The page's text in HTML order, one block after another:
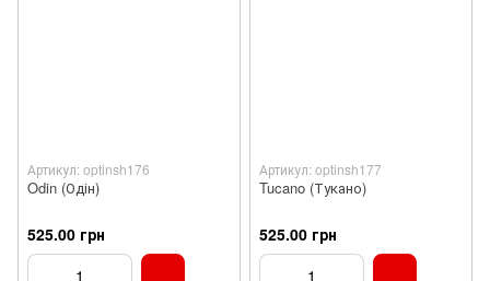
Артикул: optinsh176
Odin (Одін)
525.00 грн
Артикул: optinsh177
Tucano (Тукано)
525.00 грн